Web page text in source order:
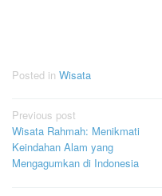
Posted in Wisata
Post
navigation
Previous post
Wisata Rahmah: Menikmati
Keindahan Alam yang
Mengagumkan di Indonesia